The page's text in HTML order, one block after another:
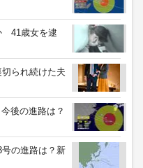
41歳女を逮
られ続けた夫
後の進路は？
号の進路は？新